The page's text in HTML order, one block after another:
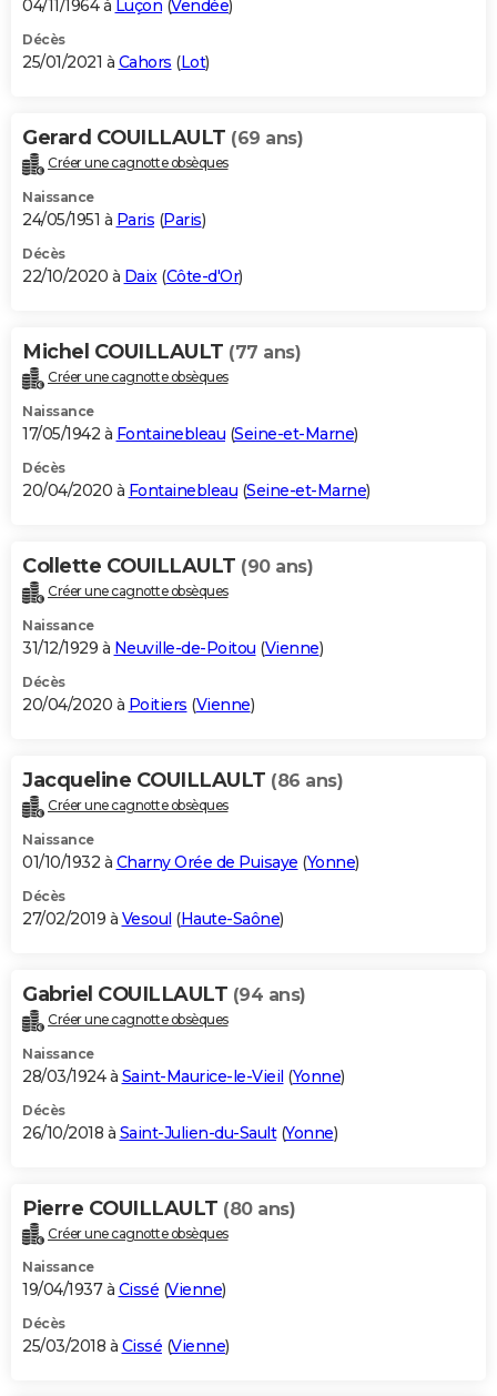
04/11/1964 à Luçon (Vendée)
Décès
25/01/2021 à Cahors (Lot)
Gerard COUILLAULT (69 ans)
Créer une cagnotte obsèques
Naissance
24/05/1951 à Paris (Paris)
Décès
22/10/2020 à Daix(Côte-d'Or)
Michel COUILLAULT (77 ans)
Créer une cagnotte obsèques
Naissance
17/05/1942 à Fontainebleau (Seine-et-Marne)
Décès
20/04/2020 à Fontainebleau (Seine-et-Marne)
Collette COUILLAULT (90 ans)
Créer une cagnotte obsèques
Naissance
31/12/1929 à Neuville-de-Poitou (Vienne)
Décès
20/04/2020 à Poitiers (Vienne)
Jacqueline COUILLAULT (86 ans)
Créer une cagnotte obsèques
Naissance
01/10/1932 à Charny Orée de Puisaye (Yonne)
Décès
27/02/2019 à Vesoul (Haute-Saône)
Gabriel COUILLAULT (94 ans)
Créer une cagnotte obsèques
Naissance
28/03/1924 à Saint-Maurice-le-Vieil (Yonne)
Décès
26/10/2018 à Saint-Julien-du-Sault(Yonne)
Pierre COUILLAULT (80 ans)
Créer une cagnotte obsèques
Naissance
19/04/1937 à Cissé (Vienne)
Décès
25/03/2018 à Cissé (Vienne)